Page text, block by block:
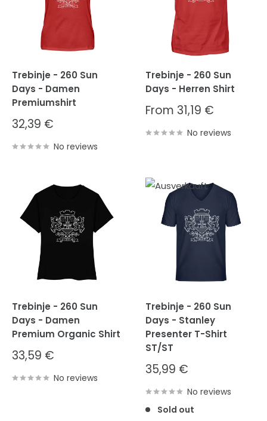
Trebinje - 260 Sun
Days - Damen
Premiumshirt
Sale
price
32,39 €
No reviews
Trebinje - 260 Sun
Days - Herren Shirt
Sale
From 31,19 €
No reviews
Trebinje - 260 Sun
Days - Damen
Premium Organic Shirt
Sale
price
33,59 €
No reviews
Trebinje - 260 Sun
Days - Stanley
Presenter T-Shirt
ST/ST
Sale
price
35,99 €
No reviews
Sold out